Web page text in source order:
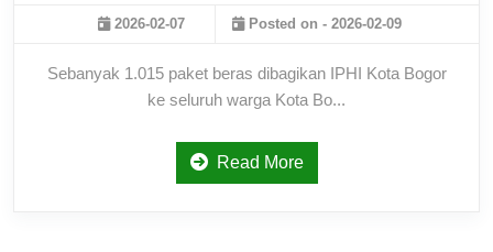
2026-02-07 Posted on - 2026-02-09
Sebanyak 1.015 paket beras dibagikan IPHI Kota Bogor
ke seluruh warga Kota Bo...
Read More